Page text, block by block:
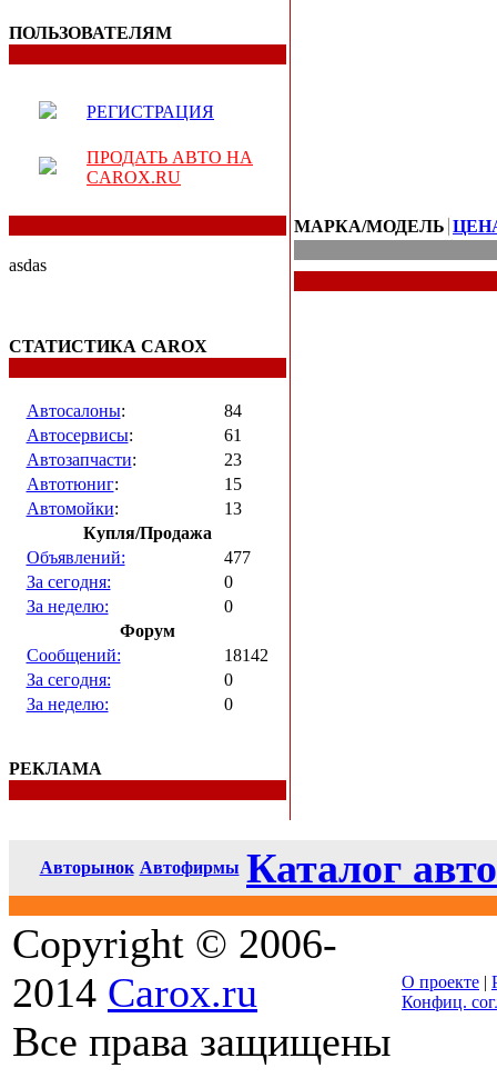
ПОЛЬЗОВАТЕЛЯМ
РЕГИСТРАЦИЯ
ПРОДАТЬ АВТО НА
CAROX.RU
asdas
СТАТИСТИКА CAROX
Автосалоны:
84
Автосервисы:
61
Автозапчасти:
23
Автотюниг:
15
Автомойки:
13
Купля/Продажа
Объявлений:
477
За сегодня:
0
За неделю:
0
Форум
Сообщений:
18142
За сегодня:
0
За неделю:
0
РЕКЛАМА
МАРКА/МОДЕЛЬ
Авторынок Автофирмы Каталог
Copyright © 2006-
2014 Carox.ru
Все права защищены
О проекте |
Конфиц.